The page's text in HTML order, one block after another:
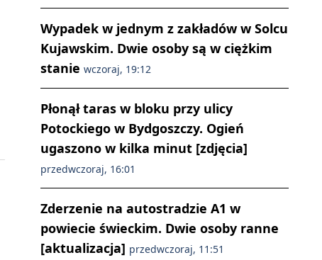
Wypadek w jednym z zakładów w Solcu
Kujawskim. Dwie osoby są w ciężkim
stanie wczoraj, 19:12
Płonął taras w bloku przy ulicy
Potockiego w Bydgoszczy. Ogień
ugaszono w kilka minut [zdjęcia]
przedwczoraj, 16:01
Zderzenie na autostradzie A1 w
powiecie świeckim. Dwie osoby ranne
[aktualizacja] przedwczoraj, 11:51